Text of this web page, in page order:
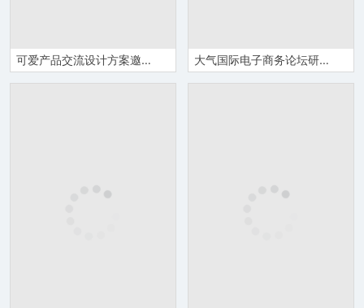
可爱产品交流设计方案邀请函Word模板 大气国际电子商务论坛研讨会邀请函Word模板